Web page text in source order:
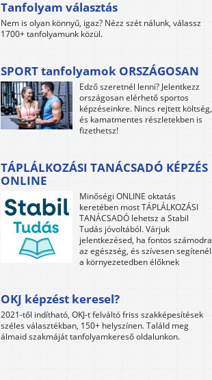
Tanfolyam választás
Nem is olyan könnyű, igaz? Nézz szét nálunk, válassz
1700+ tanfolyamunk közül.
SPORT tanfolyamok ORSZÁGOSAN
Edző szeretnél lenni? Jelentkezz
országosan elérhető sportos
képzéseinkre. Nincs rejtett költség,
és kamatmentes részletekben is
fizethetsz!
TÁPLÁLKOZÁSI TANÁCSADÓ KÉPZÉS
ONLINE
Minőségi ONLINE oktatás
keretében most TÁPLÁLKOZÁSI
TANÁCSADÓ lehetsz a Stabil
Tudás jóvoltából. Várjuk
jelentkezésed, ha fontos számodra
az egészség, és szívesen segítenél
a környezetedben élőknek
OKJ képzést keresel?
2021-től indítható, OKJ-t felváltó friss szakképesítések
széles választékban, 150+ helyszínen. Találd meg
álmaid szakmáját tanfolyamkereső oldalunkon.